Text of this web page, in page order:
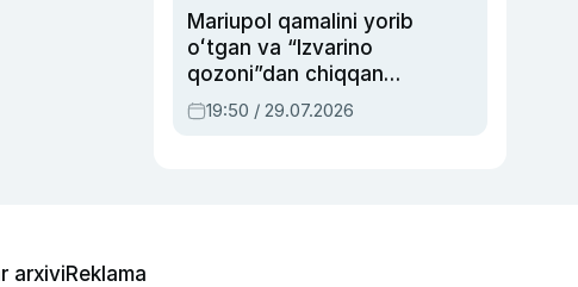
Mariupol qamalini yorib
oʻtgan va “Izvarino
qozoni”dan chiqqan
qahramon — Ukraina
armiyasi bosh
19:50 / 29.07.2026
arxiviReklama